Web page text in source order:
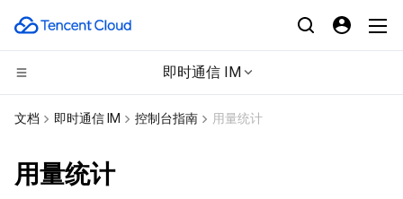
即时通信 IM
计算
轻量应用服务器
边缘安全加速平台 EO
高性能计算
文档 即时通信 IM 控制台指南 用量统计
用量统计